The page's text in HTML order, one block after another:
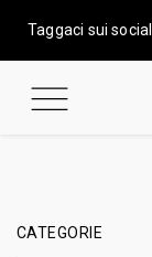
Taggaci sui
CATEGORIE